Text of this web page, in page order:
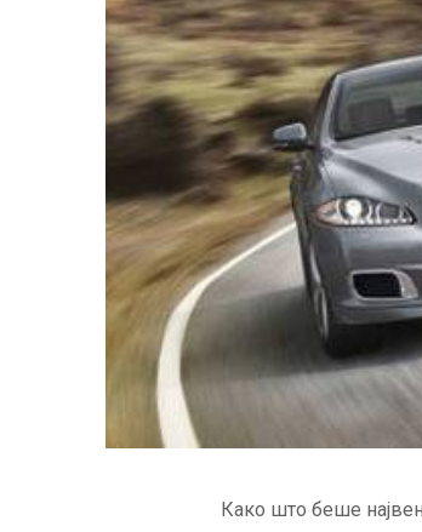
Како што беше